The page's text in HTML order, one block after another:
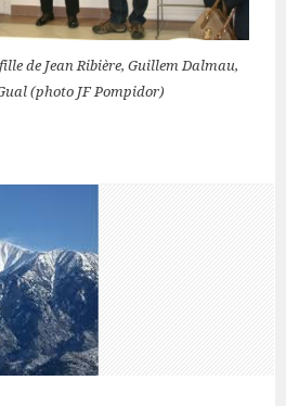
de Jean Ribière, Guillem Dalmau,
(photo JF Pompidor)